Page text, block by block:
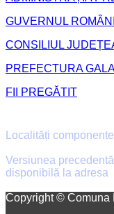
GUVERNUL
CONSILIUL
PREFECTURA
FII PREGĂTIT
Localități
Versiunea
disponibilă la adresa
Copyright © Comuna